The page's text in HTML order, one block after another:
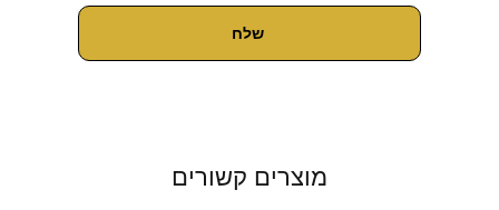
מוצרים קשורים